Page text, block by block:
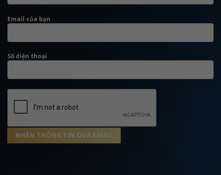
Email của bạn
Số điện thoại